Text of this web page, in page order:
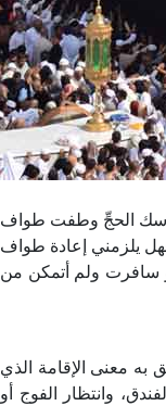
الحجِّ وطفت طواف
يلزمني إعادة طواف
سافرت ولم أتمكن من
به معنى الإقامة الذي
وانتظار الفوج أو